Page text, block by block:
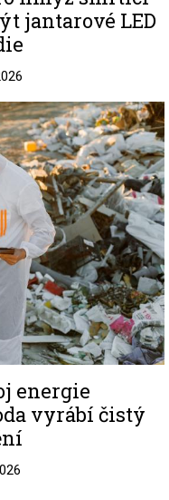
jantarové LED
energie
vyrábí čistý